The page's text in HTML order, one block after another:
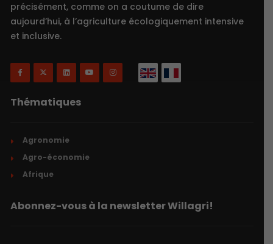
précisément, comme on a coutume de dire
aujourd’hui, à l’agriculture écologiquement intensive
et inclusive.
Thématiques
Agronomie
Agro-économie
Afrique
Abonnez-vous à la newsletter Willagri!